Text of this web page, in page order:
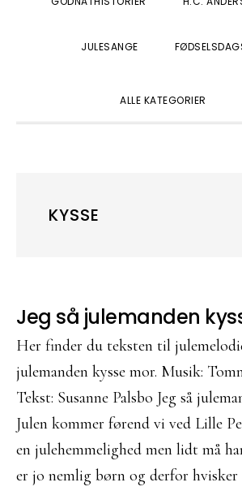
JULESANGE
ALLE KATEGORIER
KYSSE
Jeg så julemanden
Her finder du teksten til
julemanden kysse mor. Musik:
Tekst: Susanne Palsbo Jeg så
Julen kommer førend vi ved Lille
en julehemmelighed men lidt må
er jo nemlig børn og derfor